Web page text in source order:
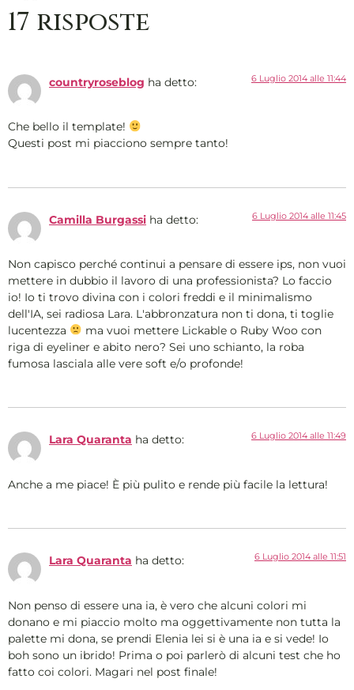
17 risposte
countryroseblog ha detto: 6 Luglio 2014 alle 11:44
Che bello il template!
Questi post mi piacciono sempre tanto!
Camilla Burgassi ha detto: 6 Luglio 2014 alle 11:45
Non capisco perché continui a pensare di essere ips, non vuoi
mettere in dubbio il lavoro di una professionista? Lo faccio
io! Io ti trovo divina con i colori freddi e il minimalismo
dell'IA, sei radiosa Lara. L'abbronzatura non ti dona, ti toglie
lucentezza
ma vuoi mettere Lickable o Ruby Woo con
riga di eyeliner e abito nero? Sei uno schianto, la roba
fumosa lasciala alle vere soft e/o profonde!
Lara Quaranta ha detto: 6 Luglio 2014 alle 11:49
Anche a me piace! È più pulito e rende più facile la lettura!
Lara Quaranta ha detto: 6 Luglio 2014 alle 11:51
Non penso di essere una ia, è vero che alcuni colori mi
donano e mi piaccio molto ma oggettivamente non tutta la
palette mi dona, se prendi Elenia lei si è una ia e si vede! Io
boh sono un ibrido! Prima o poi parlerò di alcuni test che ho
fatto coi colori. Magari nel post finale!